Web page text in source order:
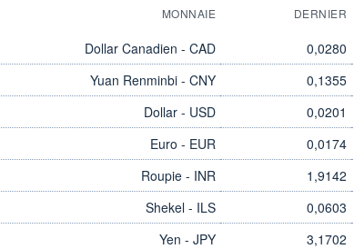
MONNAIE DERNIER
Dollar Canadien - CAD 0,0280
Yuan Renminbi - CNY 0,1355
Dollar - USD 0,0201
Euro - EUR 0,0174
Roupie - INR 1,9142
Shekel - ILS 0,0603
Yen - JPY 3,1702